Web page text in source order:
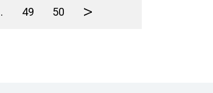
49 50 >